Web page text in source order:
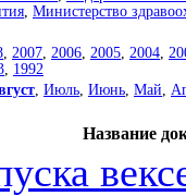
Министерство
2007 2006 2005 2004
1992
Июль Июнь Май
Название